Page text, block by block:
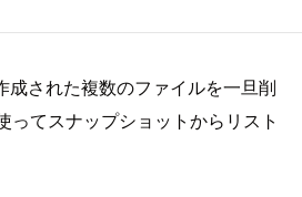
成された複数のファイルを一旦削
ってスナップショットからリスト